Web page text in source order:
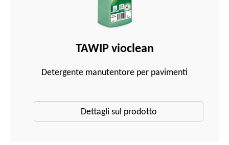
TAWIP vioclean
Detergente manutentore per pavimenti
Dettagli sul prodotto